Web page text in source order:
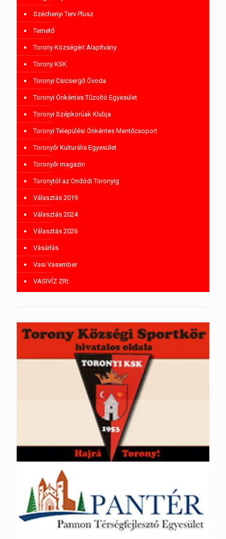
Széchenyi Terv Plusz
Temető
Torony Községért Alapítvány
Torony KSK
Toronyi Csicsergő Óvoda
Toronyi Önkéntes Tűzoltó Egyesület
Toronyi Szépkorúak Klubja
Toronyi Települési Önkéntes Mentőcsoport
Toronyőr Kulturális Egyesület
Toronyőr magazin
Toronytól az Ondódi Toronyig
Választás 2019
Választás 2024
Választás 2026
Vásárlás
Vasi Vasember
VASIVÍZ ZRt.